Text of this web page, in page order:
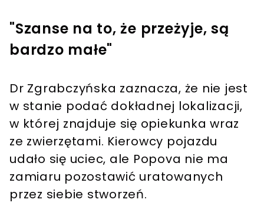
"Szanse na to, że przeżyje, są
bardzo małe"
Dr Zgrabczyńska zaznacza, że nie jest
w stanie podać dokładnej lokalizacji,
w której znajduje się opiekunka wraz
ze zwierzętami. Kierowcy pojazdu
udało się uciec, ale Popova nie ma
zamiaru pozostawić uratowanych
przez siebie stworzeń.